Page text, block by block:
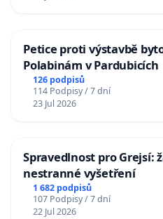
Petice proti výstavbě
Polabinám v Pardubicích
126 podpisů
114 Podpisy / 7 dní
23 Jul 2026
Spravedlnost pro Grejsí:
nestranné vyšetření
1 682 podpisů
107 Podpisy / 7 dní
22 Jul 2026